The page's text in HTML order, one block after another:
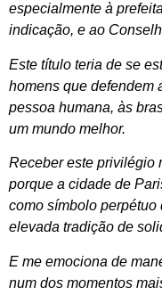
especialmente à
indicação, e ao
Este título teria de se
homens que defendem
pessoa humana, às
um mundo melhor.
Receber este privilégio
porque a cidade de
como símbolo
elevada tradição de
E me emociona de
num dos momentos